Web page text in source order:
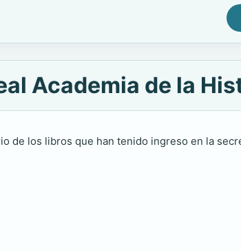
Academia de la
de los libros que han tenido ingreso en la